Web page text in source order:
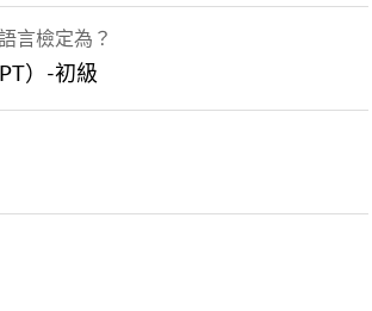
言檢定為？
）-初級